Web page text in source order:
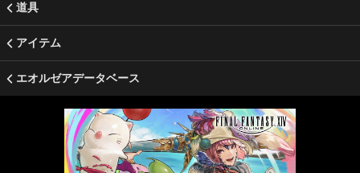
道具
アイテム
エオルゼアデータベース